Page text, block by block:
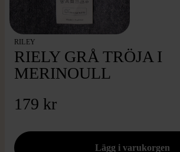
RILEY
RIELY GRÅ TRÖJA I
MERINOULL
179 kr